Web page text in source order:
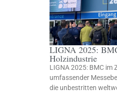
LIGNA 2025:
Holzindustrie
LIGNA 2025: BMC im
umfassender
die unbestritten